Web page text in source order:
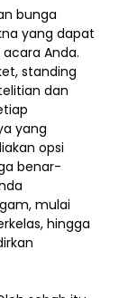
bunga
yang dapat
Anda.
standing
dan
yang
opsi
benar-
mulai
hingga